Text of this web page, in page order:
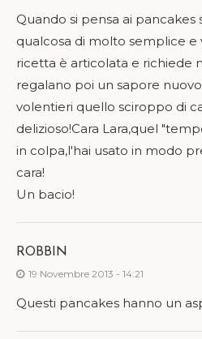
Quando si pensa ai pancakes
qualcosa di molto semplice e
ricetta è articolata e richiede
regalano poi un sapore
volentieri quello sciroppo di
delizioso!Cara Lara,quel
in colpa,l'hai usato in modo
cara!
Un bacio!
ROBBIN
19 Novembre 2013 - 14:21
Questi pancakes hanno un